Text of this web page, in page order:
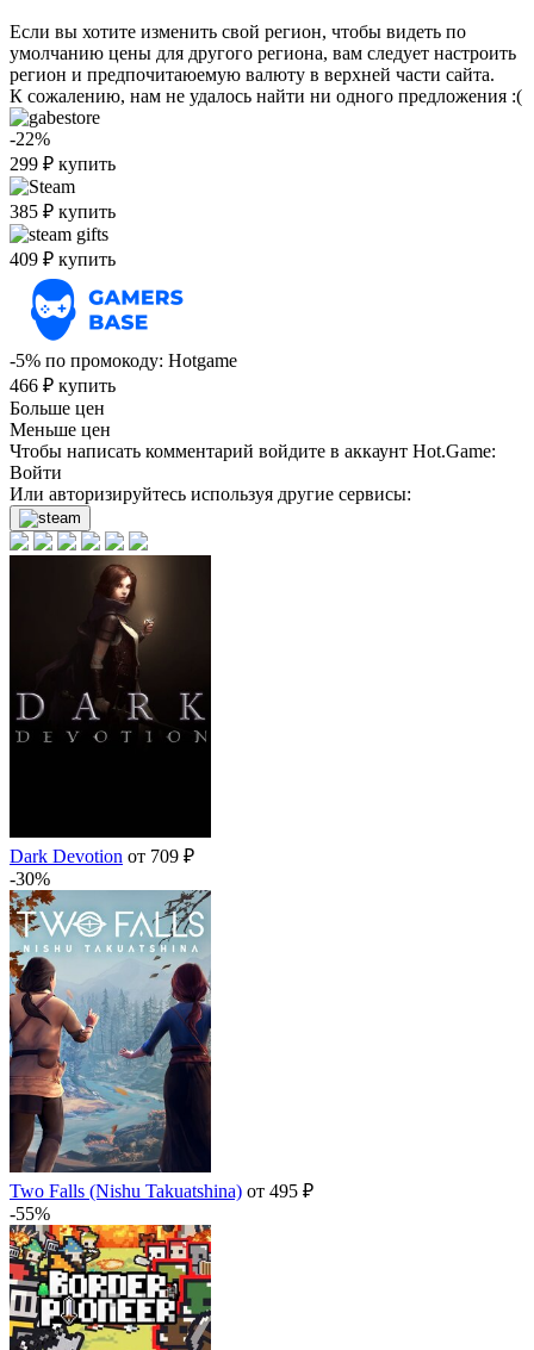
Если вы хотите изменить свой регион, чтобы видеть по
умолчанию цены для другого региона, вам следует настроить
регион и предпочитаюемую валюту в верхней части сайта.
К сожалению, нам не удалось найти ни одного предложения :(
-22%
299 ₽ купить
385 ₽ купить
409 ₽ купить
-5% по промокоду: Hotgame
466 ₽ купить
Больше цен
Меньше цен
Чтобы написать комментарий войдите в аккаунт Hot.Game:
Войти
Или авторизируйтесь используя другие сервисы:
Dark Devotion от 709 ₽
-30%
Two Falls (Nishu Takuatshina) от 495 ₽
-55%